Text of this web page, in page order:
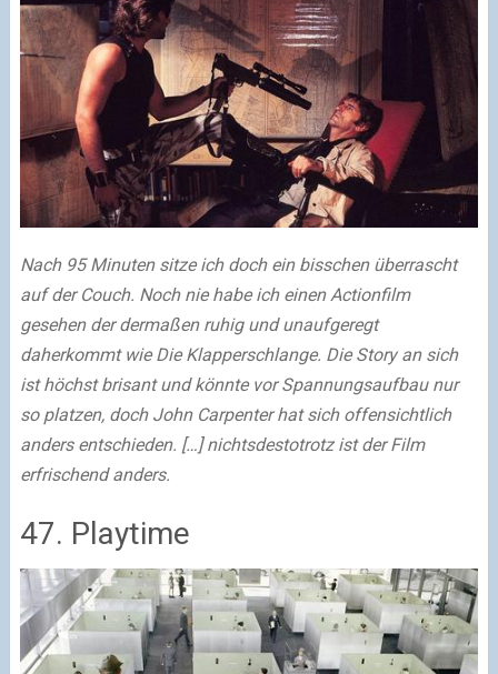
Nach 95 Minuten sitze ich doch ein bisschen überrascht
auf der Couch. Noch nie habe ich einen Actionfilm
gesehen der dermaßen ruhig und unaufgeregt
daherkommt wie Die Klapperschlange. Die Story an sich
ist höchst brisant und könnte vor Spannungsaufbau nur
so platzen, doch John Carpenter hat sich offensichtlich
anders entschieden. […] nichtsdestotrotz ist der Film
erfrischend anders.
47. Playtime